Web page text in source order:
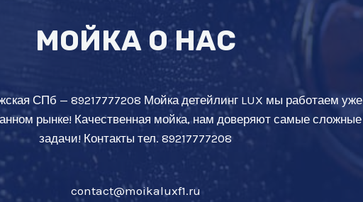
МОЙКА О НАС
СПб — 89217777208 Мойка детейлинг LUX мы работаем уже
рынке! Качественная мойка, нам доверяют самые сложные
задачи! Контакты тел. 89217777208
contact@moikaluxf1.ru